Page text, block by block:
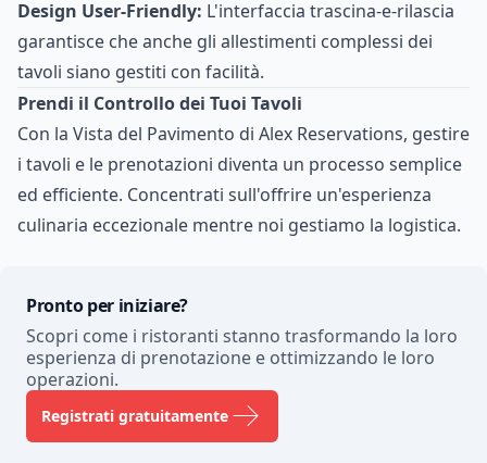
Design User-Friendly: L'interfaccia trascina-e-rilascia
garantisce che anche gli allestimenti complessi dei
tavoli siano gestiti con facilità.
Prendi il Controllo dei Tuoi Tavoli
Con la Vista del Pavimento di Alex Reservations, gestire
i tavoli e le prenotazioni diventa un processo semplice
ed efficiente. Concentrati sull'offrire un'esperienza
culinaria eccezionale mentre noi gestiamo la logistica.
Pronto per iniziare?
Scopri come i ristoranti stanno trasformando la loro
esperienza di prenotazione e ottimizzando le loro
operazioni.
Registrati gratuitamente